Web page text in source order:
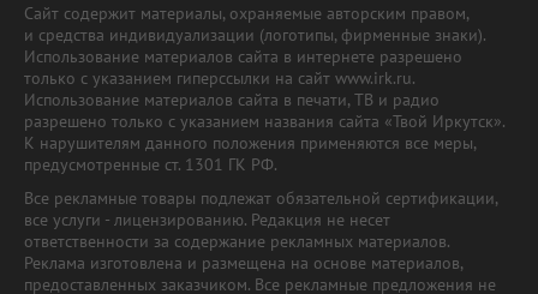
Сайт содержит материалы, охраняемые авторским правом,
и средства индивидуализации (логотипы, фирменные знаки).
Использование материалов сайта в интернете разрешено
только с указанием гиперссылки на сайт www.irk.ru.
Использование материалов сайта в печати, ТВ и радио
разрешено только с указанием названия сайта «Твой Иркутск».
К нарушителям данного положения применяются все меры,
предусмотренные ст. 1301 ГК РФ.
Все рекламные товары подлежат обязательной сертификации,
все услуги - лицензированию. Редакция не несет
ответственности за содержание рекламных материалов.
Реклама изготовлена и размещена на основе материалов,
предоставленных заказчиком. Все рекламные предложения не